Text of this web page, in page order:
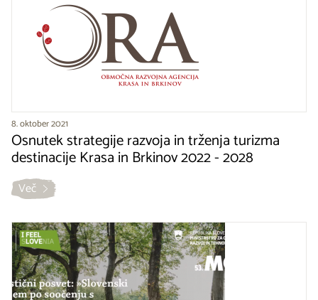
8. oktober 2021
Osnutek strategije razvoja in trženja turizma
destinacije Krasa in Brkinov 2022 - 2028
Več